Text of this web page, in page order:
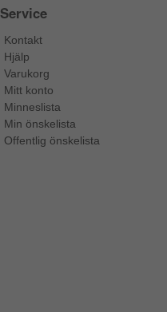
Service
Kontakt
Hjälp
Varukorg
Mitt konto
Minneslista
Min önskelista
Offentlig önskelista